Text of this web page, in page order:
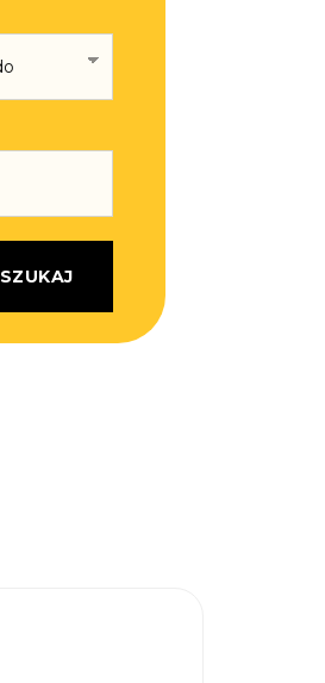
SZUKAJ